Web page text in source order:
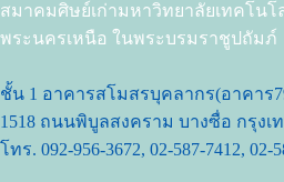
สมาคมศิษย์เก่ามหาวิทยาลัยเทคโนโ
พระนครเหนือ ในพระบรมราชูปถัมภ์
ชั้น 1 อาคารสโมสรบุคลากร(อาคาร
1518 ถนนพิบูลสงคราม บางซื่อ กรุงเท
โทร. 092-956-3672, 02-587-7412, 02-